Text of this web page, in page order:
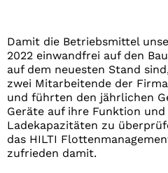
Damit die Betriebsmittel
2022 einwandfrei auf den
auf dem neuesten Stand
zwei Mitarbeitende der
und führten den jährlichen
Geräte auf ihre Funktion
Ladekapazitäten zu
das HILTI
zufrieden damit.